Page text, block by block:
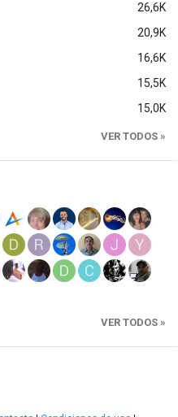
26,6K
20,9K
16,6K
15,5K
15,0K
VER TODOS »
VER TODOS »